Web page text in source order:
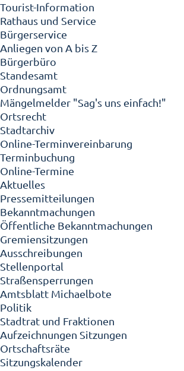
Tourist-Information
Rathaus und Service
Bürgerservice
Anliegen von A bis Z
Bürgerbüro
Standesamt
Ordnungsamt
Mängelmelder "Sag's uns einfach!"
Ortsrecht
Stadtarchiv
Online-Terminvereinbarung
Terminbuchung
Online-Termine
Aktuelles
Pressemitteilungen
Bekanntmachungen
Öffentliche Bekanntmachungen
Gremiensitzungen
Ausschreibungen
Stellenportal
Straßensperrungen
Amtsblatt Michaelbote
Politik
Stadtrat und Fraktionen
Aufzeichnungen Sitzungen
Ortschaftsräte
Sitzungskalender